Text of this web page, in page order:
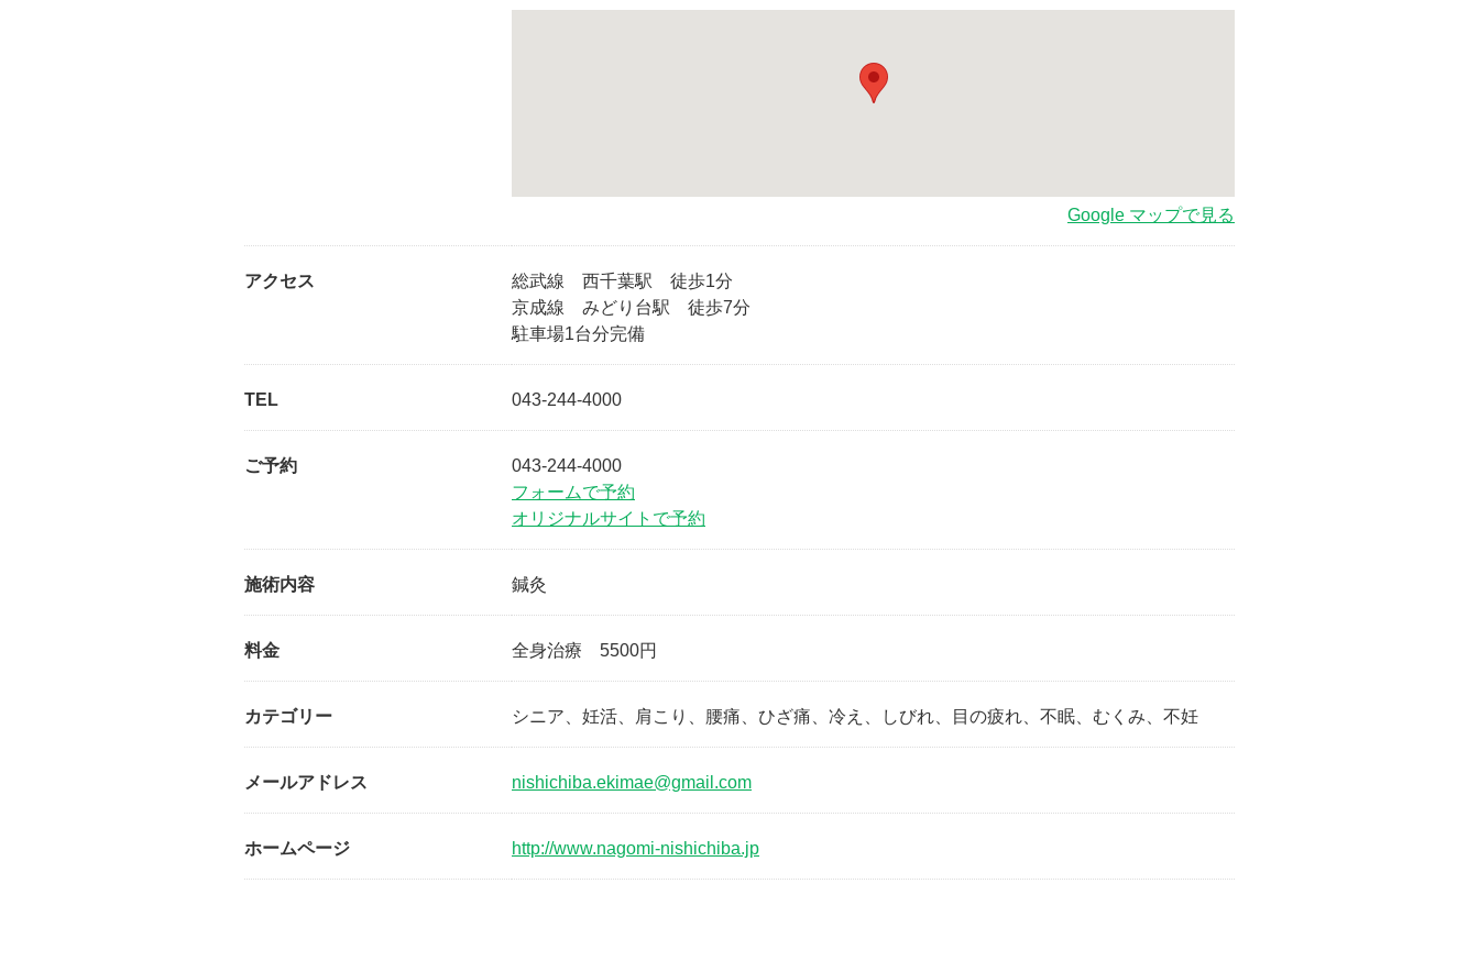
Google マップで見る
アクセス
総武線 西千葉駅 徒歩1分
京成線 みどり台駅 徒歩7分
駐車場1台分完備
TEL 043-244-4000
ご予約
043-244-4000
フォームで予約
オリジナルサイトで予約
施術内容 鍼灸
料金 全身治療 5500円
カテゴリー シニア、妊活、肩こり、腰痛、ひざ痛、冷え、しびれ、目の疲れ、不眠、むくみ、不妊
メールアドレス nishichiba.ekimae@gmail.com
ホームページ http://www.nagomi-nishichiba.jp